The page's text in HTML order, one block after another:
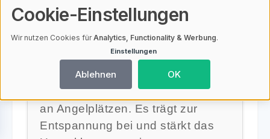
Welche Vorteile bietet das
urbane Angeln?
Urbanes Angeln ist leicht
zugänglich, fördert die soziale
Interaktion und bietet eine Vielzahl
an Angelplätzen. Es trägt zur
Entspannung bei und stärkt das
Cookie-Einstellungen
Wir nutzen Cookies fürAnalytics, Functionality & Werbung.
Einstellungen
Ablehnen OK